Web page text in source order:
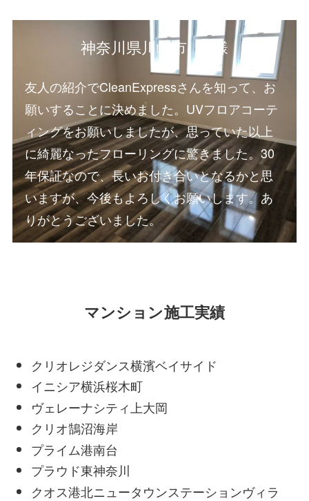
神奈川県川崎市 U様
友人の紹介でCleanExpressさんを知って、お
願いすることに決めました。UVフロアコーテ
ィングをお願いしましたが、思っていた以上
に綺麗なったフローリングに驚きました。30
年保証なので、長いお付き合いとなるかと思
いますが、今後もよろしくお願いします。あ
りがとうございました。
マンション施工実績
クリオレジダンス横濱ベイサイド
イニシア横浜桜木町
ヴェレーナシティ上大岡
クリオ鵠沼海岸
プライム港南台
プラウド東神奈川
クオス港北ニュータウンステーションヴィラ